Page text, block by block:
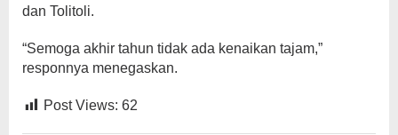
dan Tolitoli.
“Semoga akhir tahun tidak ada kenaikan tajam,”
responnya menegaskan.
Post Views: 62